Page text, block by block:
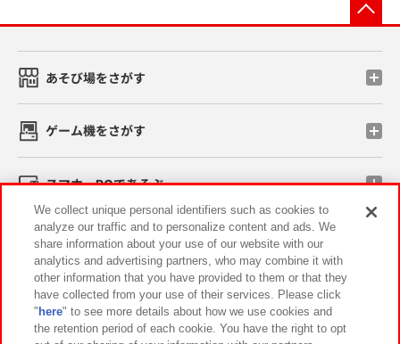
あそび場をさがす
ゲーム機をさがす
スマホ・PCであそぶ
イベント・キャンペーン
関連会社 サステナビリティ サイトポリシー
We collect unique personal identifiers such as cookies to
analyze our traffic and to personalize content and ads. We
share information about your use of our website with our
analytics and advertising partners, who may combine it with
other information that you have provided to them or that they
have collected from your use of their services. Please click
" here" to see more details about how we use cookies and
the retention period of each cookie. You have the right to opt